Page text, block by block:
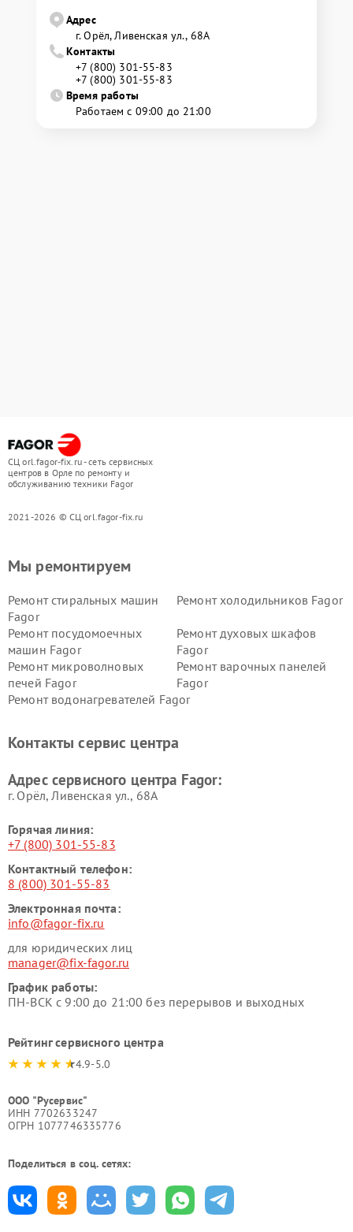
Адрес
г. Орёл, Ливенская ул., 68А
Контакты
+7 (800) 301-55-83
+7 (800) 301-55-83
Время работы
Работаем с 09:00 до 21:00
СЦ orl.fagor-fix.ru - сеть сервисных
центров в Орле по ремонту и
обслуживанию техники Fagor
2021-2026 © СЦ orl.fagor-fix.ru
Мы ремонтируем
Ремонт стиральных машин
Fagor
Ремонт холодильников Fagor
Ремонт посудомоечных
машин Fagor
Ремонт духовых шкафов
Fagor
Ремонт микроволновых
печей Fagor
Ремонт варочных панелей
Fagor
Ремонт водонагревателей Fagor
Контакты сервис центра
Адрес сервисного центра Fagor:
г. Орёл, Ливенская ул., 68А
Горячая линия:
+7 (800) 301-55-83
Контактный телефон:
8 (800) 301-55-83
Электронная почта:
info@fagor-fix.ru
для юридических лиц
manager@fix-fagor.ru
График работы:
ПН-ВСК с 9:00 до 21:00 без перерывов и выходных
Рейтинг сервисного центра
4.9-5.0
ООО "Русервис"
ИНН 7702633247
ОГРН 1077746335776
Поделиться в соц. сетях: